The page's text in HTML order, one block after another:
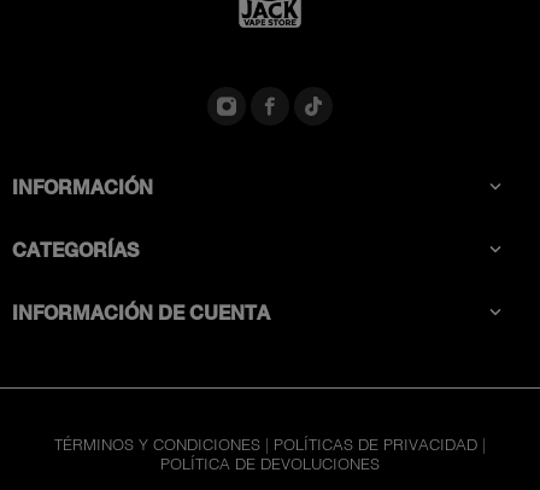
INFORMACIÓN 
CATEGORÍAS 
INFORMACIÓN DE CUENTA 
TÉRMINOS Y CONDICIONES | POLÍTICAS DE PRIVACIDAD |
POLÍTICA DE DEVOLUCIONES